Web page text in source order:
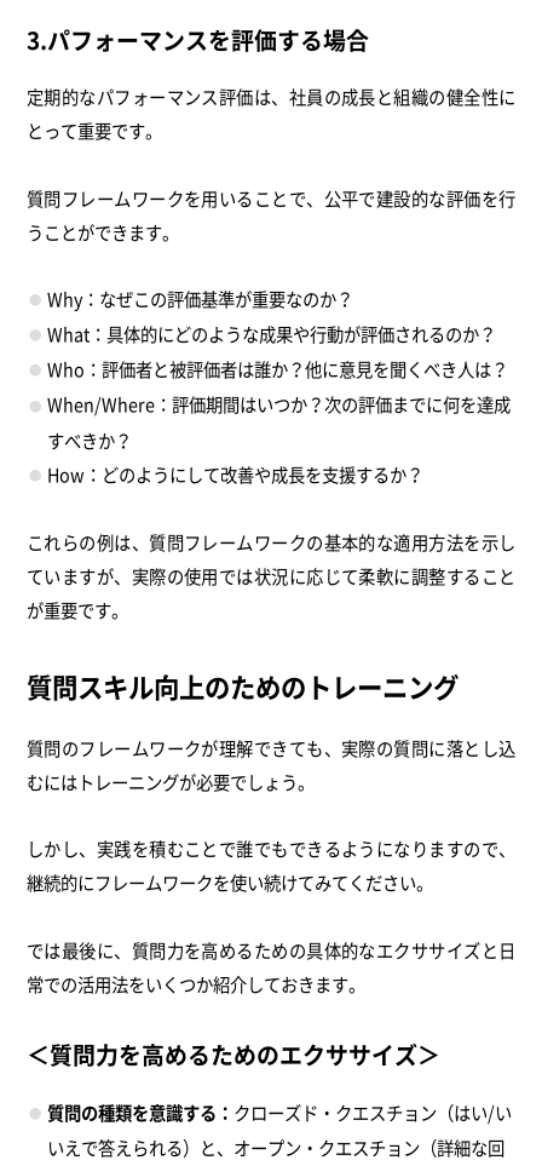
3.パフォーマンスを評価する場合
定期的なパフォーマンス評価は、社員の成長と組織の健全性に
とって重要です。
質問フレームワークを用いることで、公平で建設的な評価を行
うことができます。
Why：なぜこの評価基準が重要なのか？
What：具体的にどのような成果や行動が評価されるのか？
Who：評価者と被評価者は誰か？他に意見を聞くべき人は？
When/Where：評価期間はいつか？次の評価までに何を達成
すべきか？
How：どのようにして改善や成長を支援するか？
これらの例は、質問フレームワークの基本的な適用方法を示し
ていますが、実際の使用では状況に応じて柔軟に調整すること
が重要です。
質問スキル向上のためのトレーニング
質問のフレームワークが理解できても、実際の質問に落とし込
むにはトレーニングが必要でしょう。
しかし、実践を積むことで誰でもできるようになりますので、
継続的にフレームワークを使い続けてみてください。
では最後に、質問力を高めるための具体的なエクササイズと日
常での活用法をいくつか紹介しておきます。
＜質問力を高めるためのエクササイズ＞
質問の種類を意識する： クローズド・クエスチョン（はい/い
いえで答えられる）と、オープン・クエスチョン（詳細な回